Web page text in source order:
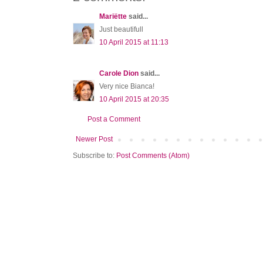
Mariëtte said...
Just beautifull
10 April 2015 at 11:13
Carole Dion said...
Very nice Bianca!
10 April 2015 at 20:35
Post a Comment
Newer Post
Subscribe to: Post Comments (Atom)